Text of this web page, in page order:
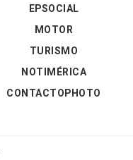
EPSOCIAL
MOTOR
TURISMO
NOTIMÉRICA
CONTACTOPHOTO